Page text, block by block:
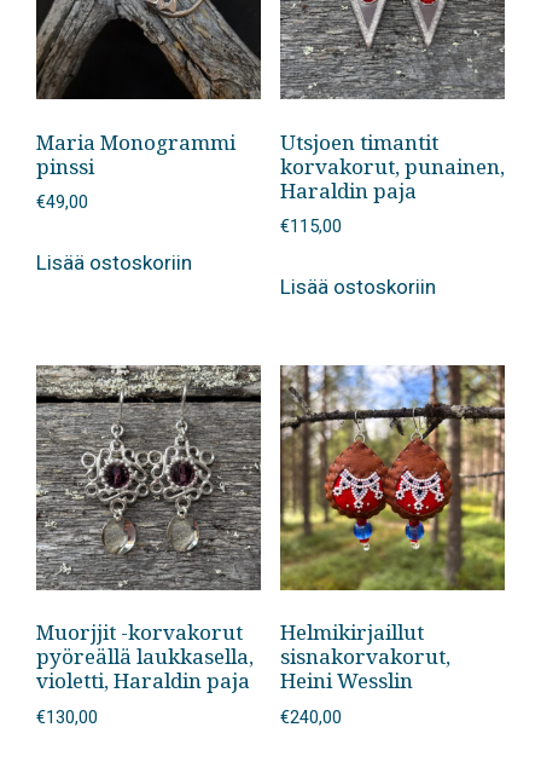
Maria Monogrammi
pinssi
€49,00
Lisää ostoskoriin
Utsjoen timantit
korvakorut, punainen,
Haraldin paja
€115,00
Lisää ostoskoriin
Muorjjit -korvakorut
pyöreällä laukkasella,
violetti, Haraldin paja
€130,00
Helmikirjaillut
sisnakorvakorut,
Heini Wesslin
€240,00